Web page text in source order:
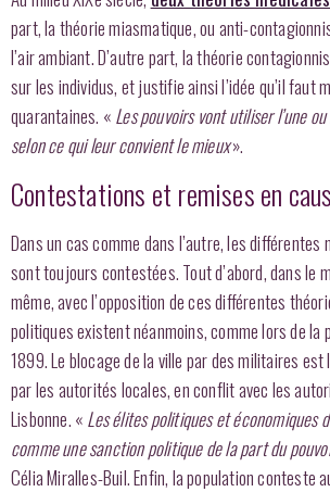
part, la théorie miasmatique, ou anti-
l’air ambiant. D’autre part, la théorie
sur les individus, et justifie ainsi l’idée qu’il faut
quarantaines. « Les pouvoirs vont utiliser l’une
selon ce qui leur convient le mieux».
Contestations et remises en
Dans un cas comme dans l’autre, les différentes
sont toujours contestées. Tout d’abord, dans le
même, avec l’opposition de ces différentes
politiques existent néanmoins, comme lors de la
1899. Le blocage de la ville par des militaires
par les autorités locales, en conflit avec les
Lisbonne. « Les élites politiques et économiques
comme une sanction politique de la part du
Célia Miralles-Buil. Enfin, la population conteste